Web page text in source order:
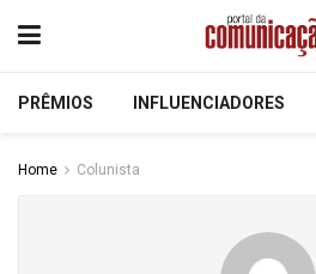
PRÊMIOS INFLUENCIADORES
Home Colunista